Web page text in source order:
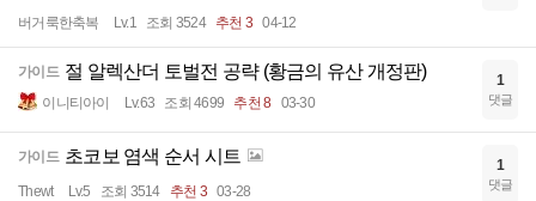
버거룩한축복 Lv.1 조회 3524 추천 3 04-12
가이드 절 알렉산더 토벌전 공략 (황금의 유산 개정판)
이니티아이 Lv.63 조회 4699 추천 8 03-30
1
댓글
가이드 초코보 염색 순서 시트
Thewt Lv.5 조회 3514 추천 3 03-28
1
댓글